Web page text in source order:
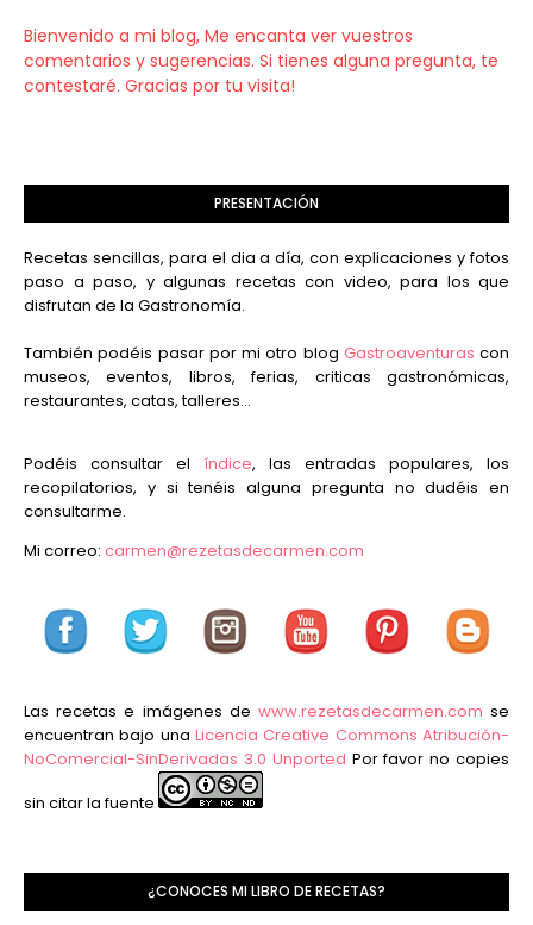
Bienvenido a mi blog, Me encanta ver vuestros
comentarios y sugerencias. Si tienes alguna pregunta, te
contestaré. Gracias por tu visita!
PRESENTACIÓN
Recetas sencillas, para el dia a día, con explicaciones y fotos
paso a paso, y algunas recetas con video, para los que
disfrutan de la Gastronomía.
También podéis pasar por mi otro blog Gastroaventuras con
museos, eventos, libros, ferias, criticas gastronómicas,
restaurantes, catas, talleres...
Podéis consultar el índice, las entradas populares, los
recopilatorios, y si tenéis alguna pregunta no dudéis en
consultarme.
Mi correo: carmen@rezetasdecarmen.com
Las recetas e imágenes de www.rezetasdecarmen.com se
encuentran bajo una Licencia Creative Commons Atribución-
NoComercial-SinDerivadas 3.0 Unported Por favor no copies
sin citar la fuente
¿CONOCES MI LIBRO DE RECETAS?